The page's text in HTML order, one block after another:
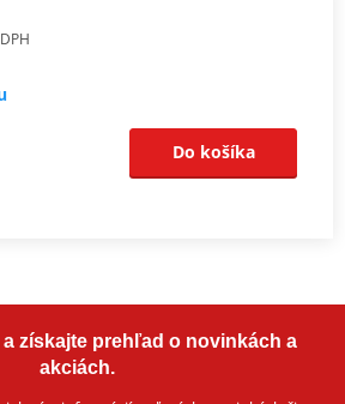
Do košíka
získajte prehľad o novinkách a
akciách.